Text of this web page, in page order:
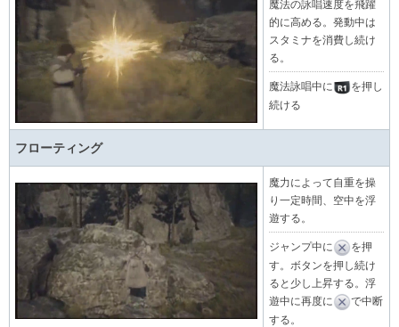
魔法の詠唱速度を飛躍
的に高める。発動中は
スタミナを消費し続け
る。
魔法詠唱中に
を押し
続ける
フローティング
魔力によって自重を操
り一定時間、空中を浮
遊する。
ジャンプ中に
を押
す。ボタンを押し続け
ると少し上昇する。浮
遊中に再度に
で中断
する。